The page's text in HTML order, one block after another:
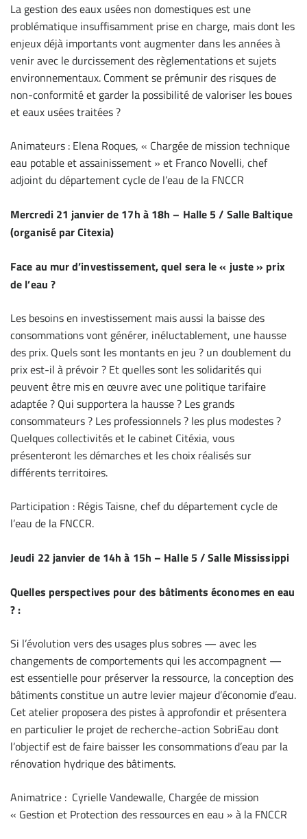
La gestion des eaux usées non domestiques est une
problématique insuffisamment prise en charge, mais dont les
enjeux déjà importants vont augmenter dans les années à
venir avec le durcissement des règlementations et sujets
environnementaux. Comment se prémunir des risques de
non-conformité et garder la possibilité de valoriser les boues
et eaux usées traitées ?
Animateurs : Elena Roques, « Chargée de mission technique
eau potable et assainissement » et Franco Novelli, chef
adjoint du département cycle de l’eau de la FNCCR
Mercredi 21 janvier de 17h à 18h – Halle 5 / Salle Baltique
(organisé par Citexia)
Face au mur d’investissement, quel sera le « juste » prix
de l’eau ?
Les besoins en investissement mais aussi la baisse des
consommations vont générer, inéluctablement, une hausse
des prix. Quels sont les montants en jeu ? un doublement du
prix est-il à prévoir ? Et quelles sont les solidarités qui
peuvent être mis en œuvre avec une politique tarifaire
adaptée ? Qui supportera la hausse ? Les grands
consommateurs ? Les professionnels ? les plus modestes ?
Quelques collectivités et le cabinet Citéxia, vous
présenteront les démarches et les choix réalisés sur
différents territoires.
Participation : Régis Taisne, chef du département cycle de
l’eau de la FNCCR.
Jeudi 22 janvier de 14h à 15h – Halle 5 / Salle Mississippi
Quelles perspectives pour des bâtiments économes en eau
?:
Si l’évolution vers des usages plus sobres — avec les
changements de comportements qui les accompagnent —
est essentielle pour préserver la ressource, la conception des
bâtiments constitue un autre levier majeur d’économie d’eau.
Cet atelier proposera des pistes à approfondir et présentera
en particulier le projet de recherche-action SobriEau dont
l’objectif est de faire baisser les consommations d’eau par la
rénovation hydrique des bâtiments.
Animatrice : Cyrielle Vandewalle, Chargée de mission
« Gestion et Protection des ressources en eau » à la FNCCR